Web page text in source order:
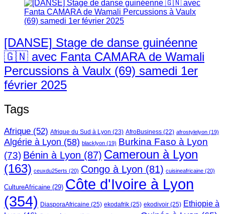
[DANSE] Stage de danse guinéenne
🇬🇳 avec Fanta CAMARA de Wamali
Percussions à Vaulx (69) samedi 1er
février 2025
Tags
Afrique (52) Afrique du Sud à Lyon (23) AfroBusiness (22) afrostylelyon (19)
Algérie à Lyon (58) blacklyon (19) Burkina Faso à Lyon
(73) Bénin à Lyon (87) Cameroun à Lyon
(163) ceuxdu25erts (20) Congo à Lyon (81) cuisineafricaine (20)
CultureAfricaine (29) Côte d'Ivoire à Lyon
(354) DiasporaAfricaine (25) ekodafrik (25) ekodivoir (25) Ethiopie à